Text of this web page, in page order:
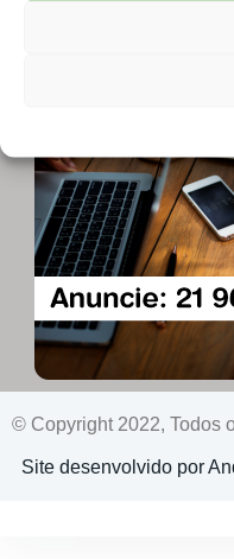
© Copyright 2022, Todos
Site desenvolvido por